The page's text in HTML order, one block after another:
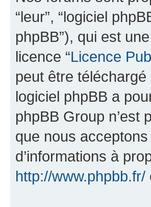
“leur”, “logiciel
phpBB”), qui est
licence “Licence
peut être téléchargé
logiciel phpBB a
phpBB Group n’est
que nous
d’informations à
http://www.phpbb.fr/